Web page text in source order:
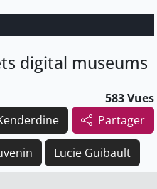
digital museums
583 Vues
Partager
Lucie Guibault